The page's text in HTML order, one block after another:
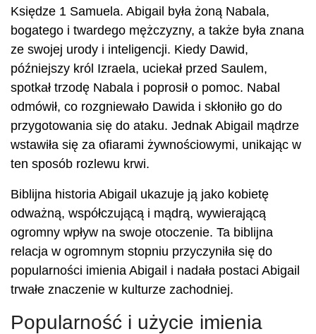
Księdze 1 Samuela. Abigail była żoną Nabala,
bogatego i twardego mężczyzny, a także była znana
ze swojej urody i inteligencji. Kiedy Dawid,
późniejszy król Izraela, uciekał przed Saulem,
spotkał trzodę Nabala i poprosił o pomoc. Nabal
odmówił, co rozgniewało Dawida i skłoniło go do
przygotowania się do ataku. Jednak Abigail mądrze
wstawiła się za ofiarami żywnościowymi, unikając w
ten sposób rozlewu krwi.
Biblijna historia Abigail ukazuje ją jako kobietę
odważną, współczującą i mądrą, wywierającą
ogromny wpływ na swoje otoczenie. Ta biblijna
relacja w ogromnym stopniu przyczyniła się do
popularności imienia Abigail i nadała postaci Abigail
trwałe znaczenie w kulturze zachodniej.
Popularność i użycie imienia